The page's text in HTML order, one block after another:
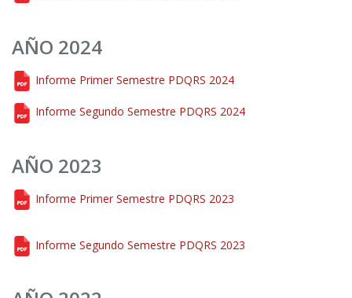
AÑO 2024
Informe Primer Semestre PDQRS 2024
Informe Segundo Semestre PDQRS 2024
AÑO 2023
Informe Primer Semestre PDQRS 2023
Informe Segundo Semestre PDQRS 2023